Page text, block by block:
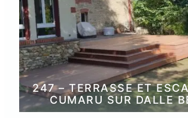
247 – TERRASSE ET
CUMARU SUR DALLE